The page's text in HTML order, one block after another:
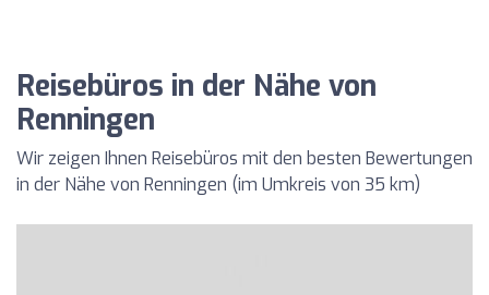
Reisebüros in der Nähe von
Renningen
Wir zeigen Ihnen Reisebüros mit den besten Bewertungen
in der Nähe von Renningen (im Umkreis von 35 km)